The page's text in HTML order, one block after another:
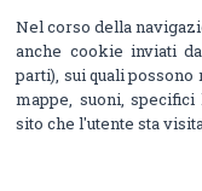
Nel corso della
anche cookie inviati
parti), sui quali
mappe, suoni,
sito che l'utente sta